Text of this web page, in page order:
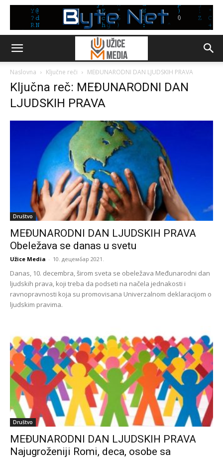
Naslovna Ključne reči MEĐUNARODNI DAN LJUDSKIH PRAVA
Ključna reč: MEĐUNARODNI DAN
LJUDSKIH PRAVA
Društvo
MEĐUNARODNI DAN LJUDSKIH PRAVA
Obeležava se danas u svetu
Užice Media - 10. децембар 2021.
Danas, 10. decembra, širom sveta se obeležava Međunarodni dan
ljudskih prava, koji treba da podseti na načela jednakosti i
ravnopravnosti koja su promovisana Univerzalnom deklaracijom o
ljudskim pravima.
Društvo
MEĐUNARODNI DAN LJUDSKIH PRAVA
Najugroženiji Romi, deca, osobe sa